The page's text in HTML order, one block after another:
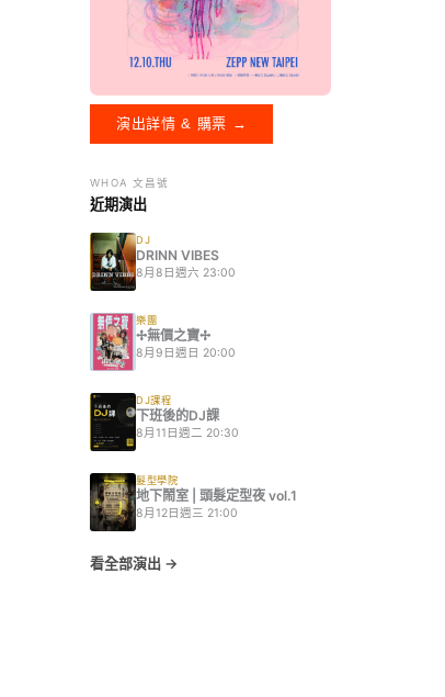
演出詳情 & 購票 →
WHOA 文昌號
近期演出
DJ
DRINN VIBES
8月8日週六 23:00
樂團
✢無價之寶✢
8月9日週日 20:00
DJ課程
下班後的DJ課
8月11日週二 20:30
髮型學院
地下鬧室 | 頭髮定型夜 vol.1
8月12日週三 21:00
看全部演出 →